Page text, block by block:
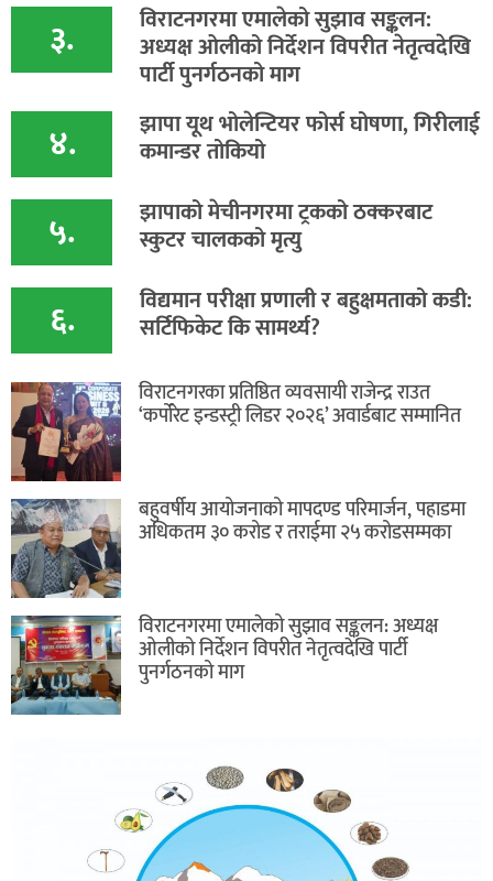
३. विराटनगरमा एमालेको सुझाव सङ्कलन:
अध्यक्ष ओलीको निर्देशन विपरीत नेतृत्वदेखि
पार्टी पुनर्गठनको माग
४. झापा यूथ भोलेन्टियर फोर्स घोषणा, गिरीलाई
कमान्डर तोकियो
५. ​झापाको मेचीनगरमा ट्रकको ठक्करबाट
स्कुटर चालकको मृत्यु
६. विद्यमान परीक्षा प्रणाली र बहुक्षमताको कडी:
सर्टिफिकेट कि सामर्थ्य?
विराटनगरका प्रतिष्ठित व्यवसायी राजेन्द्र राउत
‘कर्पोरेट इन्डस्ट्री लिडर २०२६’ अवार्डबाट सम्मानित
बहुवर्षीय आयोजनाको मापदण्ड परिमार्जन, पहाडमा
अधिकतम ३० करोड र तराईमा २५ करोडसम्मका
विराटनगरमा एमालेको सुझाव सङ्कलन: अध्यक्ष
ओलीको निर्देशन विपरीत नेतृत्वदेखि पार्टी
पुनर्गठनको माग